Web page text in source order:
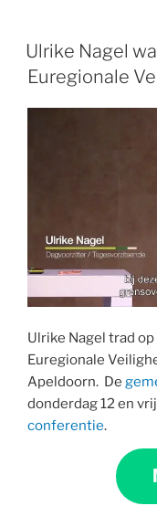
lekt
naar
de
Ulrike Nagel
Euregionale
Ulrike Nagel trad op
Euregionale
Apeldoorn. De
donderdag 12 en
conferentie.